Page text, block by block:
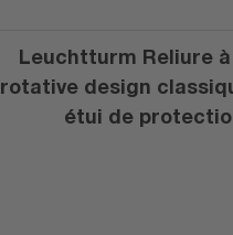
Leuchtturm Reliure
rotative design
étui de